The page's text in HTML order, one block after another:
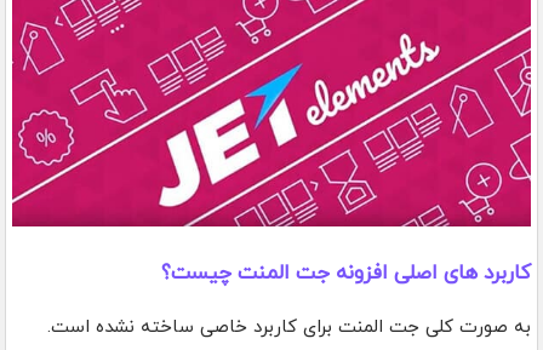
کاربرد های اصلی افزونه جت المنت چیست؟
به صورت کلی جت المنت برای کاربرد خاصی ساخته نشده است.